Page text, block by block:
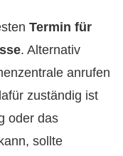
Termin für
. Alternativ
anrufen
zuständig ist
oder das
sollte